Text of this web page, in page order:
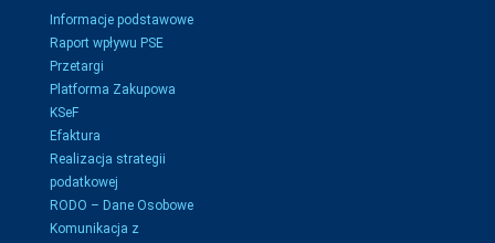
Informacje podstawowe
Raport wpływu PSE
Przetargi
Platforma Zakupowa
KSeF
Efaktura
Realizacja strategii
podatkowej
RODO – Dane Osobowe
Komunikacja z